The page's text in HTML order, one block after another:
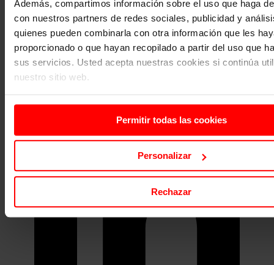
Además, compartimos información sobre el uso que haga
con nuestros partners de redes sociales, publicidad y
quienes pueden combinarla con otra información que les
proporcionado o que hayan recopilado a partir del uso que
sus servicios. Usted acepta nuestras cookies si continúa
nuestro sitio web.
Permitir todas las cookies
Personalizar
Rechazar